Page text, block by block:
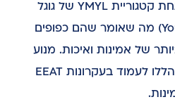
אתרים רפואיים נכללים תחת קטגוריית YMYL של גוגל
(Your Money or Your Life) מה שאומר שהם כפופים
של אמינות ואיכות. מנוע
החיפוש דורש מהאתרים הללו לעמוד בעקרונות EEAT